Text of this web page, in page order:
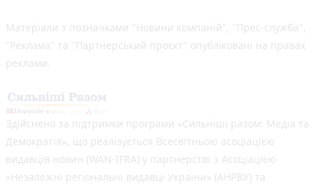
Матеріали з позначками "Новини компаній", "Прес-служба",
"Реклама" та "Партнерський проєкт" опубліковані на правах
реклами.
Здійснено за підтримки програми «Сильніші разом: Медіа та
Демократія», що реалізується Всесвітньою асоціацією
видавців новин (WAN-IFRA) у партнерстві з Асоціацією
«Незалежні регіональні видавці України» (АНРВУ) та